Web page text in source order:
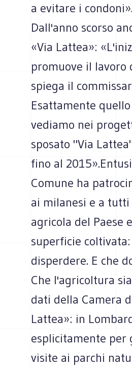
a evitare i condoni».
Dall'anno scorso
«Via Lattea»:
promuove il
spiega il
Esattamente
vediamo nei
sposato "Via
fino al
Comune ha
ai milanesi e a
agricola del Paese
superficie
disperdere. E che
Che l'agricoltura
dati della Camera
Lattea»: in
esplicitamente per
visite ai parchi